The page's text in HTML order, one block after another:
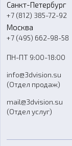
Гос. закупки
Стать дилером
Блог
FAQ
Санкт-Петербург
+7 (812) 385-72-92
Москва
+7 (495) 662-98-58
ПН-ПТ 9:00-18:00
info@3dvision.su
(Отдел продаж)
mail@3dvision.su
(Отдел услуг)